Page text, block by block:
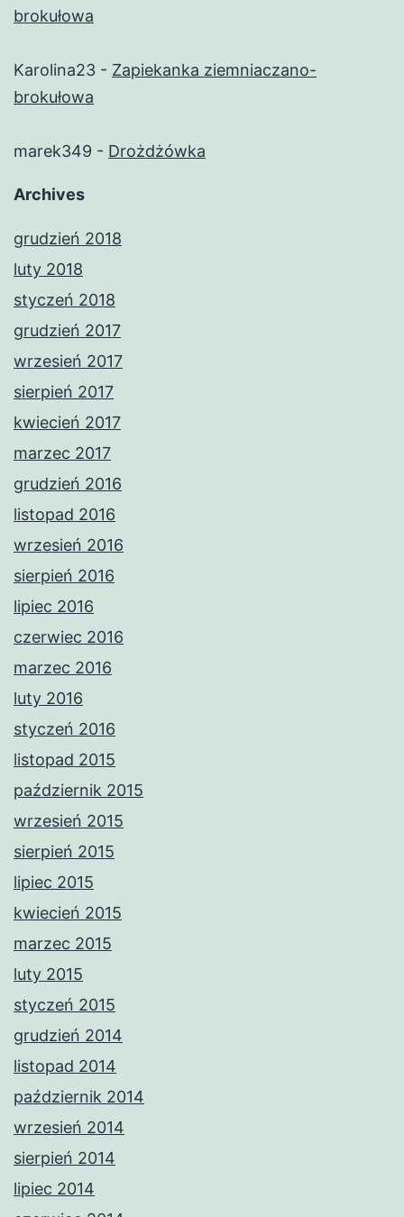
brokułowa
Karolina23 - Zapiekanka ziemniaczano-
brokułowa
marek349 - Drożdżówka
Archives
grudzień 2018
luty 2018
styczeń 2018
grudzień 2017
wrzesień 2017
sierpień 2017
kwiecień 2017
marzec 2017
grudzień 2016
listopad 2016
wrzesień 2016
sierpień 2016
lipiec 2016
czerwiec 2016
marzec 2016
luty 2016
styczeń 2016
listopad 2015
październik 2015
wrzesień 2015
sierpień 2015
lipiec 2015
kwiecień 2015
marzec 2015
luty 2015
styczeń 2015
grudzień 2014
listopad 2014
październik 2014
wrzesień 2014
sierpień 2014
lipiec 2014